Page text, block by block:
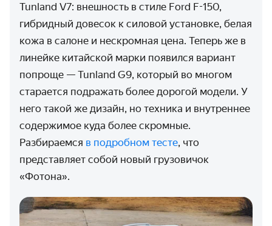
Tunland V7: внешность в стиле Ford F-150,
гибридный довесок к силовой установке, белая
кожа в салоне и нескромная цена. Теперь же в
линейке китайской марки появился вариант
попроще — Tunland G9, который во многом
старается подражать более дорогой модели. У
него такой же дизайн, но техника и внутреннее
содержимое куда более скромные.
Разбираемся в подробном тесте, что
представляет собой новый грузовичок
«Фотона».